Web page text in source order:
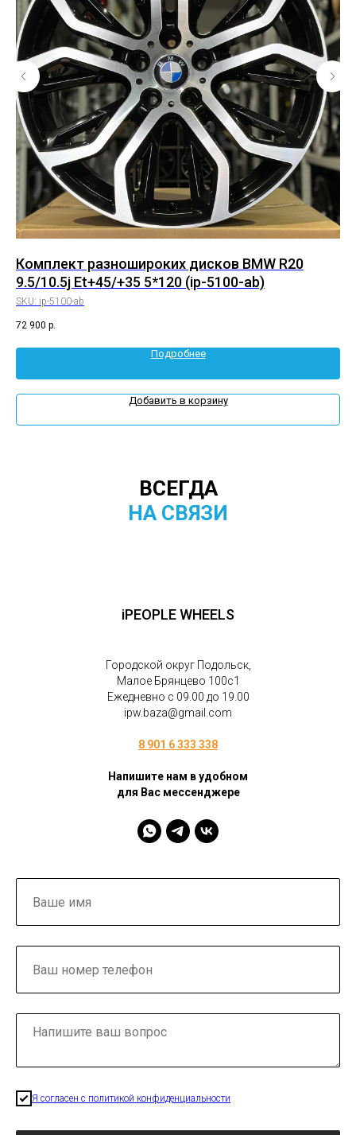
Комплект разношироких дисков BMW R20
9.5/10.5j Et+45/+35 5*120 (ip-5100-ab)
SKU: ip-5100-ab
72 900 р.
Подробнее
Добавить в корзину
ВСЕГДА
НА СВЯЗИ
iPEOPLE WHEELS
Городской округ Подольск,
Малое Брянцево 100с1
Ежедневно с 09.00 до 19.00
ipw.baza@gmail.com
8 901 6 333 338
Напишите нам в удобном
для Вас мессенджере
Я согласен с политикой конфиденциальности